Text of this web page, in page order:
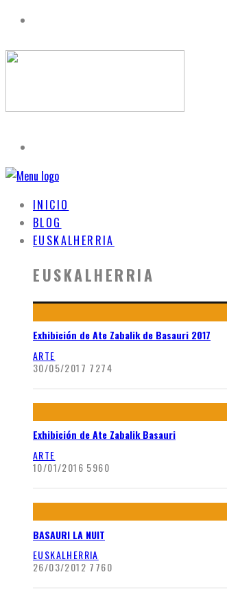
INICIO
BLOG
EUSKALHERRIA
EUSKALHERRIA
Exhibición de Ate Zabalik de Basauri 2017
ARTE
30/05/2017 7274
Exhibición de Ate Zabalik Basauri
ARTE
10/01/2016 5960
BASAURI LA NUIT
EUSKALHERRIA
26/03/2012 7760